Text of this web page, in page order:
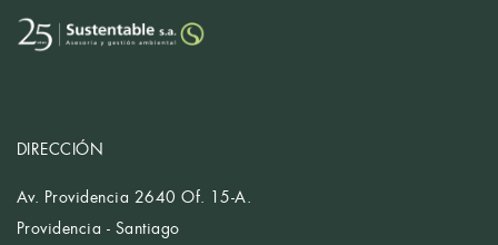
DIRECCIÓN
Av. Providencia 2640 Of. 15-A.
Providencia - Santiago